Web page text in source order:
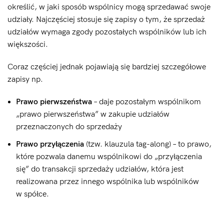
określić, w jaki sposób wspólnicy mogą sprzedawać swoje
udziały. Najczęściej stosuje się zapisy o tym, że sprzedaż
udziałów wymaga zgody pozostałych wspólników lub ich
większości.
Coraz częściej jednak pojawiają się bardziej szczegółowe
zapisy np.
Prawo pierwszeństwa – daje pozostałym wspólnikom
„prawo pierwszeństwa” w zakupie udziałów
przeznaczonych do sprzedaży
Prawo przyłączenia (tzw. klauzula tag-along) – to prawo,
które pozwala danemu wspólnikowi do „przyłączenia
się” do transakcji sprzedaży udziałów, która jest
realizowana przez innego wspólnika lub wspólników
w spółce.